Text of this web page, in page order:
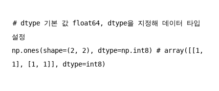
# dtype 기본 값 float64, dtype을 지정해 데이터 타입
설정
np.ones(shape=(2, 2), dtype=np.int8) # array([[1,